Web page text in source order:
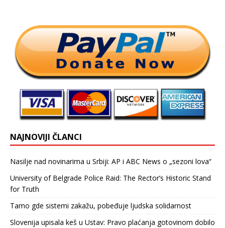
NAJNOVIJI ČLANCI
Nasilje nad novinarima u Srbiji: AP i ABC News o „sezoni lova“
University of Belgrade Police Raid: The Rector’s Historic Stand
for Truth
Tamo gde sistemi zakažu, pobeđuje ljudska solidarnost
Slovenija upisala keš u Ustav: Pravo plaćanja gotovinom dobilo